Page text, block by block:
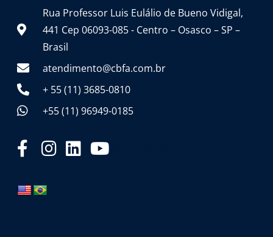
Rua Professor Luis Eulálio de Bueno Vidigal,
441 Cep 06093-085 - Centro – Osasco – SP –
Brasil
atendimento@cbfa.com.br
+ 55 (11) 3685-0810
+55 (11) 96949-0185